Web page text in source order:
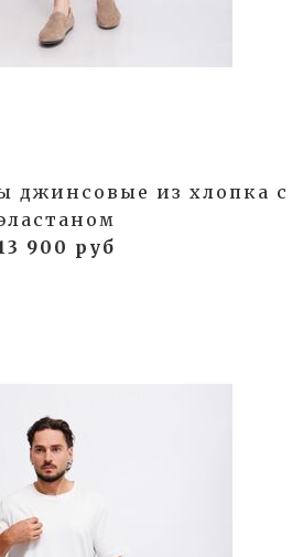
джинсовые из хлопка с
900 руб